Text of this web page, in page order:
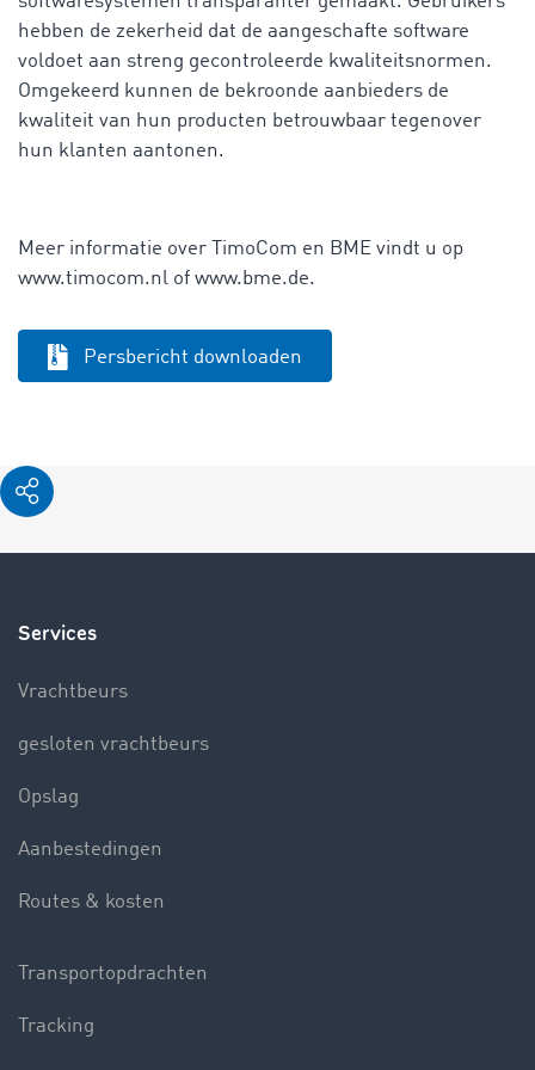
hebben de zekerheid dat de aangeschafte software
voldoet aan streng gecontroleerde kwaliteitsnormen.
Omgekeerd kunnen de bekroonde aanbieders de
kwaliteit van hun producten betrouwbaar tegenover
hun klanten aantonen.
Meer informatie over TimoCom en BME vindt u op
www.timocom.nl of www.bme.de.
Persbericht downloaden
Services
Vrachtbeurs
gesloten vrachtbeurs
Opslag
Aanbestedingen
Routes & kosten
Transportopdrachten
Tracking